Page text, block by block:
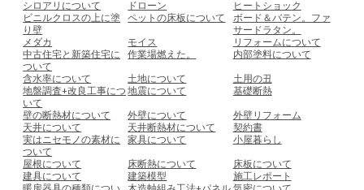
シロアリについて
ドローン
ヒートショック
ビニルクロスの上に塗
り壁
ペットの床板について
ボード＆バテン。ファ
サードラタン。
メダカ
モイス
リフォームについて
中古住宅と新築住宅に
ついて
作業場燃えた。 内部塗料について
含水率について 土地について
土用の丑
地盤調査+改良工事につ
いて
地震について 基礎断熱
壁の断熱材について 外壁について
外壁リフォーム
天井について
天井断熱材について
契約書
実はニセモノの素材に
ついて
家具について 小屋暮らし
屋根について 床断熱について
床板について
建具について
建築模型
施工レポート